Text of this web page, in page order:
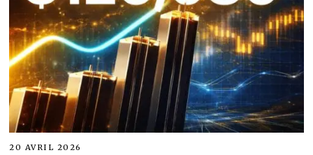
20 AVRIL 2026